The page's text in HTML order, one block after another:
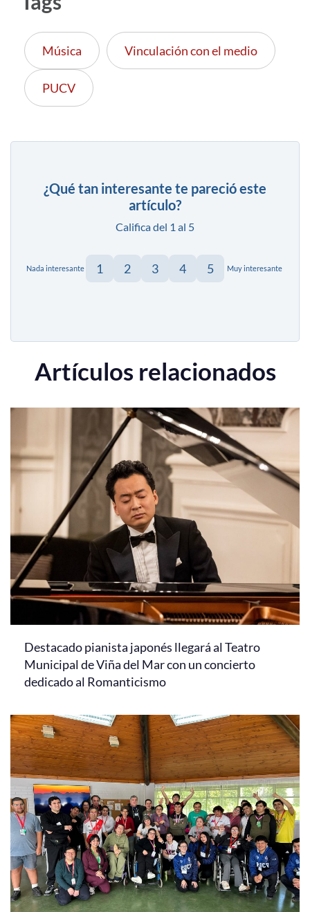
Música Vinculación con el medio
PUCV
¿Qué tan interesante te pareció este
artículo?
Califica del 1 al 5
Nada interesante 1 2 3 4 5 Muy interesante
Artículos relacionados
Destacado pianista japonés llegará al Teatro
Municipal de Viña del Mar con un concierto
dedicado al Romanticismo